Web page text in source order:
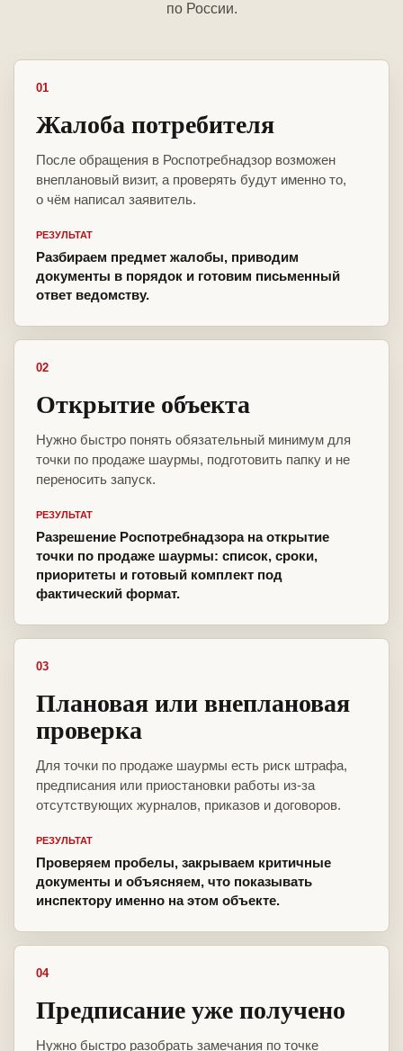
по России.
01
Жалоба потребителя
После обращения в Роспотребнадзор возможен
внеплановый визит, а проверять будут именно то,
о чём написал заявитель.
РЕЗУЛЬТАТ
Разбираем предмет жалобы, приводим
документы в порядок и готовим письменный
ответ ведомству.
02
Открытие объекта
Нужно быстро понять обязательный минимум для
точки по продаже шаурмы, подготовить папку и не
переносить запуск.
РЕЗУЛЬТАТ
Разрешение Роспотребнадзора на открытие
точки по продаже шаурмы: список, сроки,
приоритеты и готовый комплект под
фактический формат.
03
Плановая или внеплановая
проверка
Для точки по продаже шаурмы есть риск штрафа,
предписания или приостановки работы из-за
отсутствующих журналов, приказов и договоров.
РЕЗУЛЬТАТ
Проверяем пробелы, закрываем критичные
документы и объясняем, что показывать
инспектору именно на этом объекте.
04
Предписание уже получено
Нужно быстро разобрать замечания по точке